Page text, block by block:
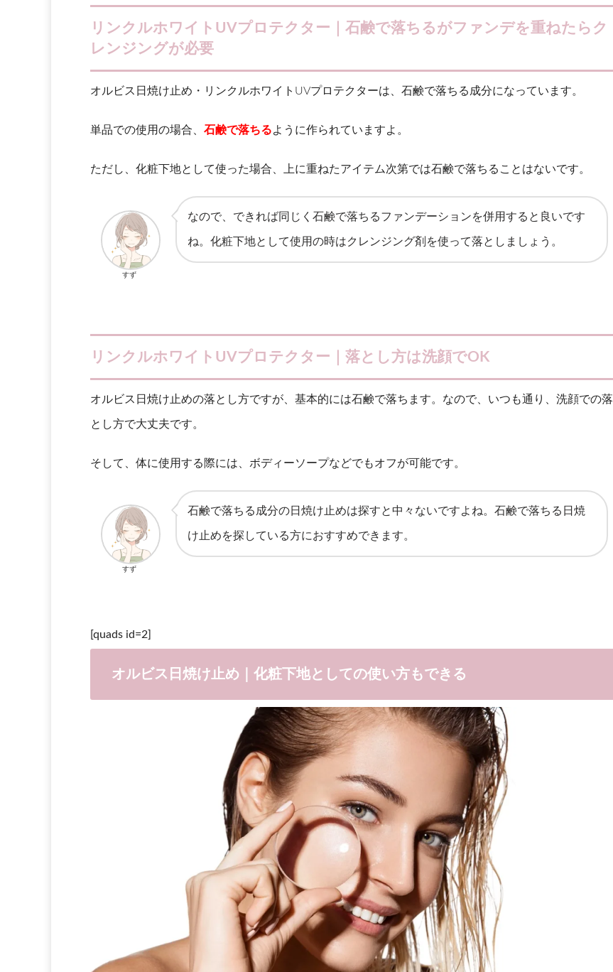
リンクルホワイトUVプロテクター｜石鹸で落ちるがファンデを重ねたらク
レンジングが必要
オルビス日焼け止め・リンクルホワイトUVプロテクターは、石鹸で落ちる成分になっています。
単品での使用の場合、 石鹸で落ちるように作られていますよ。
ただし、化粧下地として使った場合、上に重ねたアイテム次第では石鹸で落ちることはないです。
なので、できれば同じく石鹸で落ちるファンデーションを併用すると良いです
ね。化粧下地として使用の時はクレンジング剤を使って落としましょう。
すず
リンクルホワイトUVプロテクター｜落とし方は洗顔でOK
オルビス日焼け止めの落とし方ですが、基本的には石鹸で落ちます。なので、いつも通り、洗顔での落
とし方で大丈夫です。
そして、体に使用する際には、ボディーソープなどでもオフが可能です。
石鹸で落ちる成分の日焼け止めは探すと中々ないですよね。石鹸で落ちる日焼
け止めを探している方におすすめできます。
すず
[quads id=2]
オルビス日焼け止め｜化粧下地としての使い方もできる